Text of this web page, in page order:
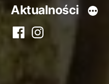
Aktualności
FacebookInstagram